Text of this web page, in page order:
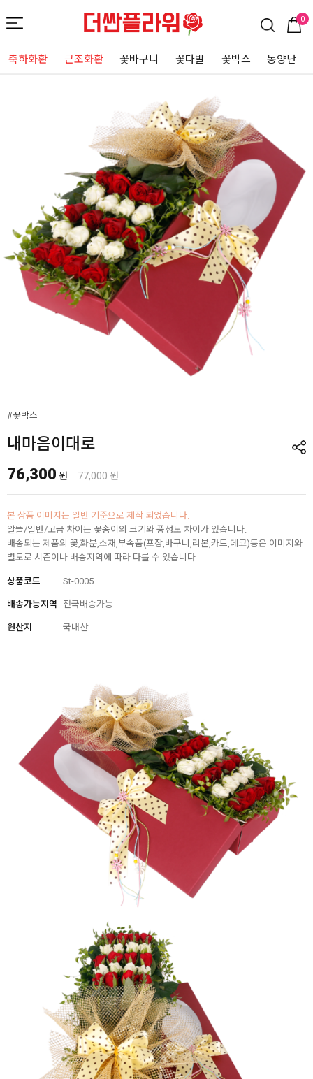
0
축하화환 근조화환 꽃바구니 꽃다발 꽃박스 동양난
#꽃박스
내마음이대로
76,300 원 77,000 원
본 상품 이미지는 일반 기준으로 제작 되었습니다.
알뜰/일반/고급 차이는 꽃송이의 크기와 풍성도 차이가 있습니다.
배송되는 제품의 꽃,화분,소재,부속품(포장,바구니,리본,카드,데코)등은 이미지와
별도로 시즌이나 배송지역에 따라 다를 수 있습니다
상품코드 St-0005
배송가능지역 전국배송가능
원산지 국내산